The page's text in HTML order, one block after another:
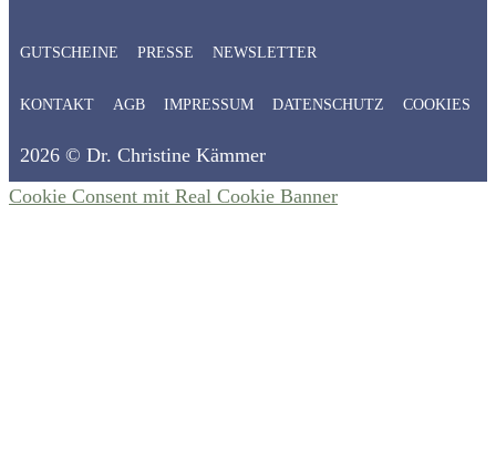
GUTSCHEINE PRESSE NEWSLETTER
KONTAKT AGB IMPRESSUM DATENSCHUTZ COOKIES
2026 © Dr. Christine Kämmer
Cookie Consent mit Real Cookie Banner